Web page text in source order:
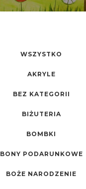
WSZYSTKO
AKRYLE
BEZ KATEGORII
BIŻUTERIA
BOMBKI
BONY PODARUNKOWE
BOŻE NARODZENIE